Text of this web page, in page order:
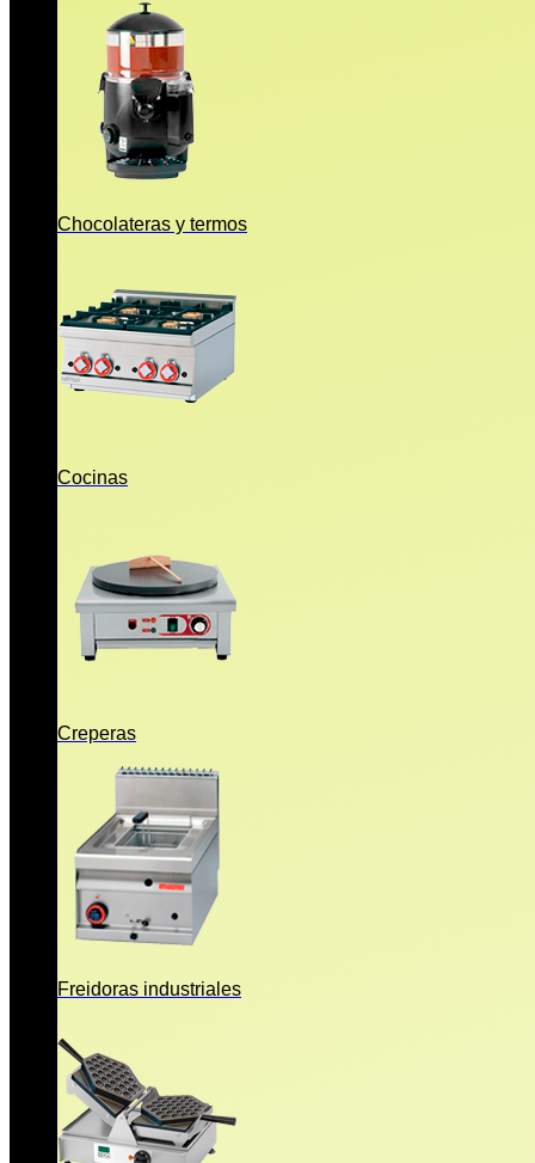
Chocolateras y termos
Cocinas
Creperas
Freidoras industriales